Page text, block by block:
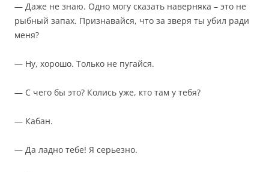
— Даже не знаю. Одно могу сказать наверняка – это не
рыбный запах. Признавайся, что за зверя ты убил ради
меня?
— Ну, хорошо. Только не пугайся.
— С чего бы это? Колись уже, кто там у тебя?
— Кабан.
— Да ладно тебе! Я серьезно.